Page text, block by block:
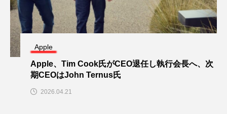
Apple
Apple、Tim Cook氏がCEO退任し執行会長へ、次
期CEOはJohn Ternus氏
2026.04.21